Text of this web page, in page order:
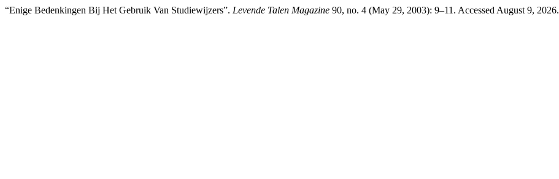
“Enige Bedenkingen Bij Het Gebruik Van Studiewijzers”. Levende Talen Magazine 90, no. 4 (May 29, 2003): 9–11. Accessed August 9, 2026.